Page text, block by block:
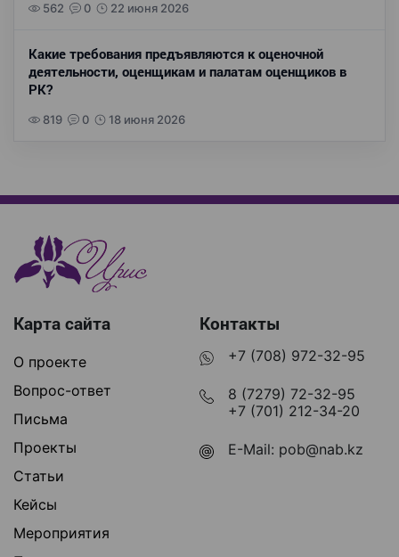
562 0 22 июня 2026
Какие требования предъявляются к оценочной
деятельности, оценщикам и палатам оценщиков в
РК?
819 0 18 июня 2026
Карта сайта
О проекте
Вопрос-ответ
Письма
Проекты
Статьи
Кейсы
Мероприятия
Контакты
+7 (708) 972-32-95
8 (7279) 72-32-95
+7 (701) 212-34-20
E-Mail: pob@nab.kz